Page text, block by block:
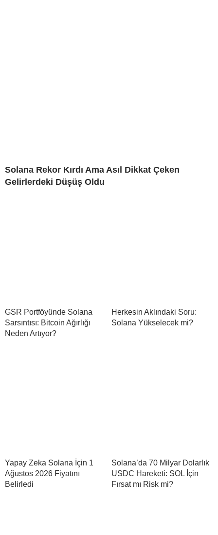
Solana Rekor Kırdı Ama Asıl Dikkat Çeken
Gelirlerdeki Düşüş Oldu
GSR Portföyünde Solana
Sarsıntısı: Bitcoin Ağırlığı
Neden Artıyor?
Herkesin Aklındaki Soru:
Solana Yükselecek mi?
Yapay Zeka Solana İçin 1
Ağustos 2026 Fiyatını
Belirledi
Solana’da 70 Milyar Dolarlık
USDC Hareketi: SOL İçin
Fırsat mı Risk mi?